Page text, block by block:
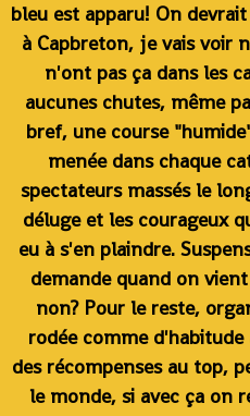
bleu est apparu! On
à Capbreton, je vais voir
n'ont pas ça dans les
aucunes chutes, même
bref, une course
menée dans chaque
spectateurs massés le
déluge et les courageux
eu à s'en plaindre.
demande quand on
non? Pour le reste,
rodée comme d'habitude
des récompenses au top,
le monde, si avec ça on